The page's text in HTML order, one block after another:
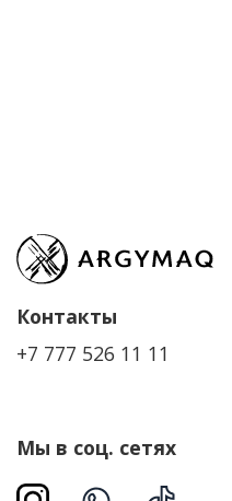
Контакты
+7 777 526 11 11
Мы в соц. сетях